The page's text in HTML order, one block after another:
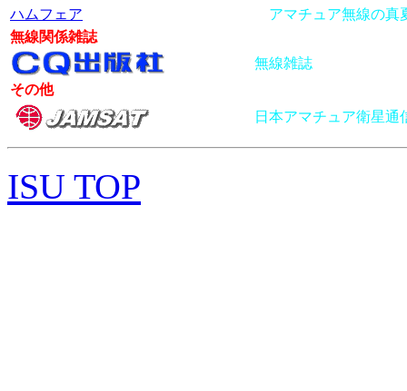
ハムフェア
アマチュア無線の真
無線関係雑誌
無線雑誌
その他
日本アマチュア衛星通
ISU TOP